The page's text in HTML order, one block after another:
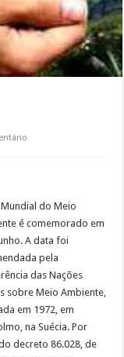
do Meio
é comemorado em
A data foi
pela
das Nações
sobre Meio Ambiente,
em 1972, em
na Suécia. Por
decreto 86.028, de